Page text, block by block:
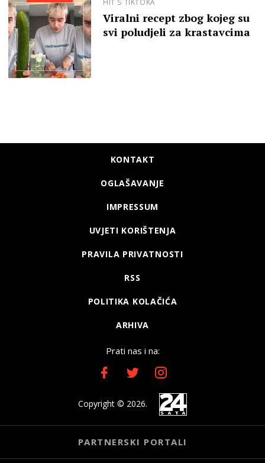
HIT S TIKTOKA
Viralni recept zbog kojeg su
svi poludjeli za krastavcima
KONTAKT
OGLAŠAVANJE
IMPRESSUM
UVJETI KORIŠTENJA
PRAVILA PRIVATNOSTI
RSS
POLITIKA KOLAČIĆA
ARHIVA
Prati nas i na:
Copyright © 2026.
PARTNERSKI PORTALI